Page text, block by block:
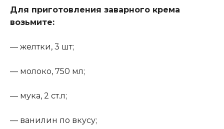
Для приготовления заварного крема
возьмите:
— желтки, 3 шт;
— молоко, 750 мл;
— мука, 2 ст.л;
— ванилин по вкусу;